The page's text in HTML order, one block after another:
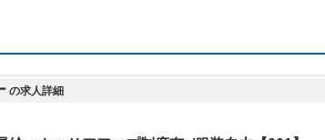
の求人詳細